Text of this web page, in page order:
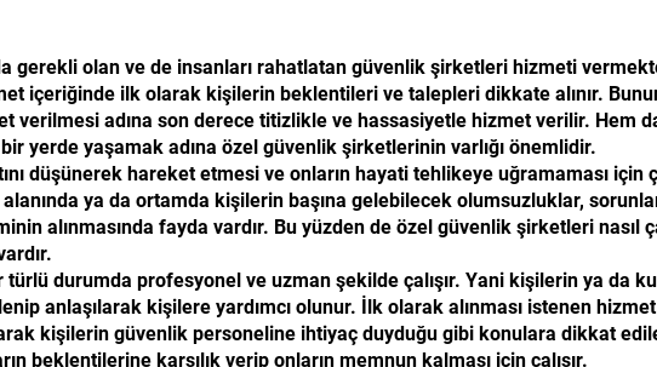
gerekli olan ve de insanları rahatlatan güvenlik şirketleri hizmeti
içeriğinde ilk olarak kişilerin beklentileri ve talepleri dikkate alınır.
verilmesi adına son derece titizlikle ve hassasiyetle hizmet verilir. Hem
yerde yaşamak adına özel güvenlik şirketlerinin varlığı önemlidir.
düşünerek hareket etmesi ve onların hayati tehlikeye uğramaması için
ya da ortamda kişilerin başına gelebilecek olumsuzluklar, sorunlar
alınmasında fayda vardır. Bu yüzden de özel güvenlik şirketleri nasıl
durumda profesyonel ve uzman şekilde çalışır. Yani kişilerin ya da
anlaşılarak kişilere yardımcı olunur. İlk olarak alınması istenen
kişilerin güvenlik personeline ihtiyaç duyduğu gibi konulara dikkat
beklentilerine karşılık verip onların memnun kalması için çalışır.